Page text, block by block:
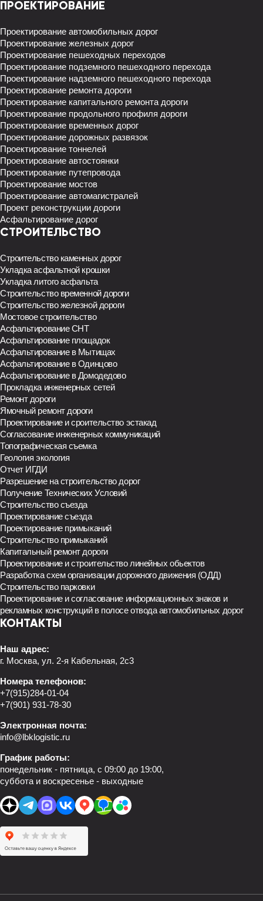
ПРОЕКТИРОВАНИЕ
Проектирование автомобильных дорог
Проектирование железных дорог
Проектирование пешеходных переходов
Проектирование подземного пешеходного перехода
Проектирование надземного пешеходного перехода
Проектирование ремонта дороги
Проектирование капитального ремонта дороги
Проектирование продольного профиля дороги
Проектирование временных дорог
Проектирование дорожных развязок
Проектирование тоннелей
Проектирование автостоянки
Проектирование путепровода
Проектирование мостов
Проектирование автомагистралей
Проект реконструкции дороги
Асфальтирование дорог
СТРОИТЕЛЬСТВО
Строительство каменных дорог
Укладка асфальтной крошки
Укладка литого асфальта
Строительство временной дороги
Строительство железной дороги
Мостовое строительство
Асфальтирование СНТ
Асфальтирование площадок
Асфальтирование в Мытищах
Асфальтирование в Одинцово
Асфальтирование в Домодедово
Прокладка инженерных сетей
Ремонт дороги
Ямочный ремонт дороги
Проектирование и сроительство эстакад
Согласование инженерных коммуникаций
Топографическая съемка
Геология экология
Отчет ИГДИ
Разрешение на строительство дорог
Получение Технических Условий
Строительство съезда
Проектирование съезда
Проектирование примыканий
Строительство примыканий
Капитальный ремонт дороги
Проектирование и строительство линейных обьектов
Разработка схем организации дорожного движения (ОДД)
Строительство парковки
Проектирование и согласование информационных знаков и
рекламных конструкций в полосе отвода автомобильных дорог
КОНТАКТЫ
Наш адрес:
г. Москва, ул. 2-я Кабельная, 2с3
Номера телефонов:
+7(915)284-01-04
+7(901) 931-78-30
Электронная почта:
info@lbklogistic.ru
График работы:
понедельник - пятница, с 09:00 до 19:00,
суббота и воскресенье - выходные